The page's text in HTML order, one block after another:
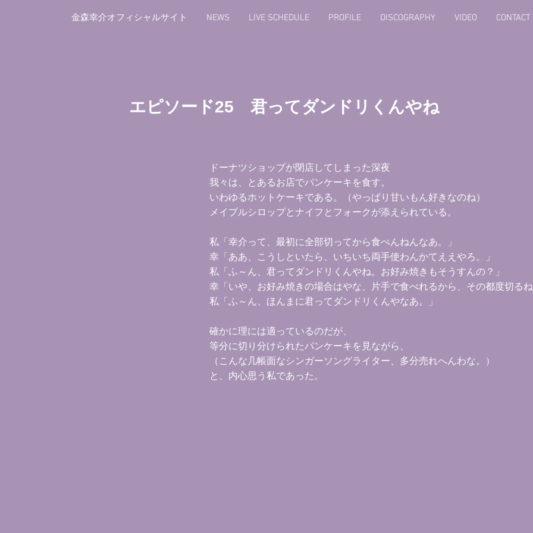
金森幸介オフィシャルサイト NEWS LIVE SCHEDULE PROFILE DISCOGRAPHY VIDEO
エピソード25 君ってダンドリくんやね
ドーナツショップが閉店してしまった深夜
我々は、とあるお店でパンケーキを食す。
いわゆるホットケーキである。（やっぱり甘いもん好きなのね）
メイプルシロップとナイフとフォークが添えられている。
私「幸介って、最初に全部切ってから食べんねんなあ。」
幸「ああ、こうしといたら、いちいち両手使わんかてええやろ。」
私「ふ～ん、君ってダンドリくんやね。お好み焼きもそうすんの？」
幸「いや、お好み焼きの場合はやな、片手で食べれるから、その都度切る
私「ふ～ん、ほんまに君ってダンドリくんやなあ。」
確かに理には適っているのだが、
等分に切り分けられたパンケーキを見ながら、
（こんな几帳面なシンガーソングライター、多分売れへんわな。）
と、内心思う私であった。